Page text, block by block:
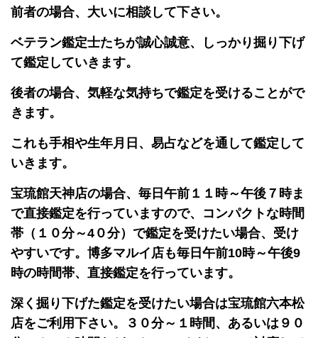
前者の場合、大いに相談して下さい。
ベテラン鑑定士たちが誠心誠意、しっかり掘り下げ
て鑑定していきます。
後者の場合、気軽な気持ちで鑑定を受けることがで
きます。
これも手相や生年月日、易占などを通して鑑定して
いきます。
宝琉館天神店の場合、毎日午前１１時～午後７時ま
で直接鑑定を行っていますので、コンパクトな時間
帯（１０分～4０分）で鑑定を受けたい場合、受け
やすいです。博多マルイ店も毎日午前10時～午後9
時の時間帯、直接鑑定を行っています。
深く掘り下げた鑑定を受けたい場合は宝琉館六本松
店をご利用下さい。３０分～１時間、あるいは９０